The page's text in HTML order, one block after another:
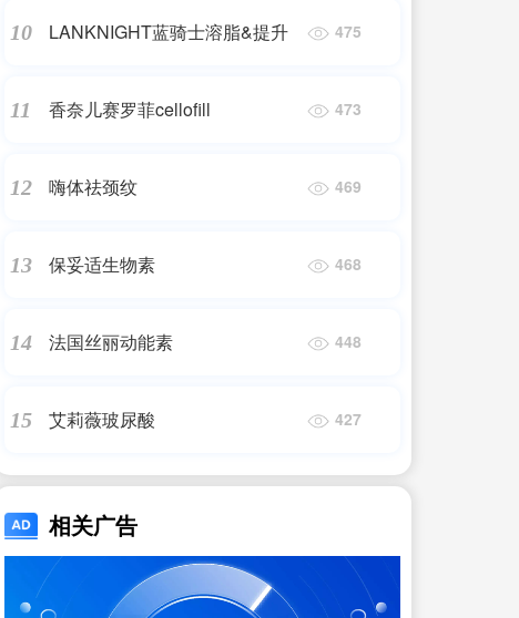
10 LANKNIGHT蓝骑士溶脂&提升 475
11 香奈儿赛罗菲cellofill 473
12 嗨体祛颈纹 469
13 保妥适生物素 468
14 法国丝丽动能素 448
15 艾莉薇玻尿酸 427
相关广告